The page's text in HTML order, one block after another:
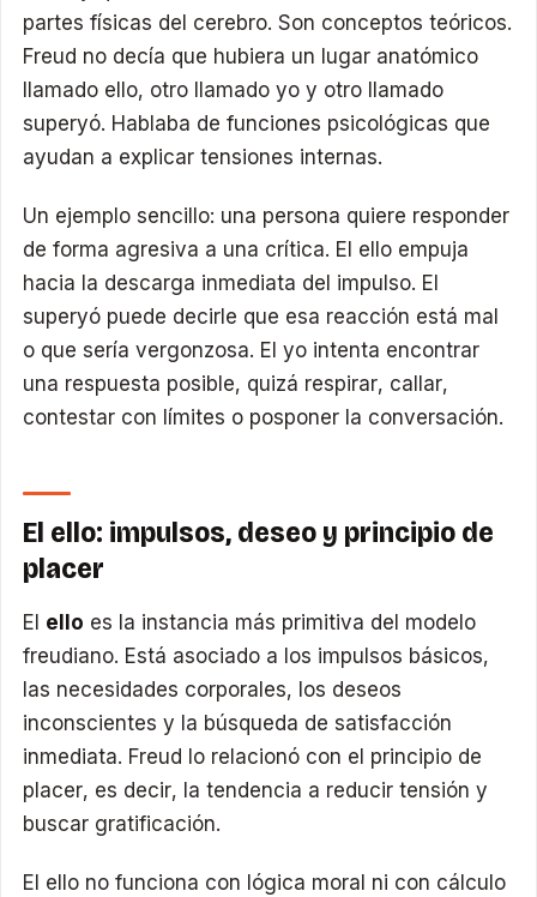
partes físicas del cerebro. Son conceptos teóricos.
Freud no decía que hubiera un lugar anatómico
llamado ello, otro llamado yo y otro llamado
superyó. Hablaba de funciones psicológicas que
ayudan a explicar tensiones internas.
Un ejemplo sencillo: una persona quiere responder
de forma agresiva a una crítica. El ello empuja
hacia la descarga inmediata del impulso. El
superyó puede decirle que esa reacción está mal
o que sería vergonzosa. El yo intenta encontrar
una respuesta posible, quizá respirar, callar,
contestar con límites o posponer la conversación.
El ello: impulsos, deseo y principio de
placer
El ello es la instancia más primitiva del modelo
freudiano. Está asociado a los impulsos básicos,
las necesidades corporales, los deseos
inconscientes y la búsqueda de satisfacción
inmediata. Freud lo relacionó con el principio de
placer, es decir, la tendencia a reducir tensión y
buscar gratificación.
El ello no funciona con lógica moral ni con cálculo